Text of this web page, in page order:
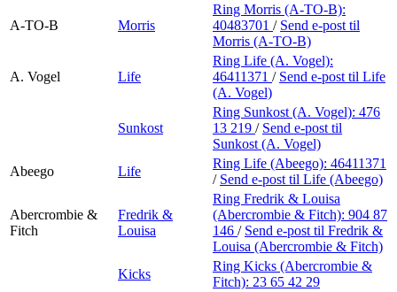
Gavekort
A-TO-B Morris
Ring Morris (A-TO-B):
40483701 / Send e-post til
Morris (A-TO-B)
A. Vogel Life
Ring Life (A. Vogel):
46411371 / Send e-post til Life
(A. Vogel)
Sunkost
Ring Sunkost (A. Vogel): 476
13 219 / Send e-post til
Sunkost (A. Vogel)
Abeego
Life
Ring Life (Abeego): 46411371
/ Send e-post til Life (Abeego)
Abercrombie &
Fitch
Fredrik &
Louisa
Ring Fredrik & Louisa
(Abercrombie & Fitch): 904 87
146 / Send e-post til Fredrik &
Louisa (Abercrombie & Fitch)
Kicks
Ring Kicks (Abercrombie &
Fitch): 23 65 42 29